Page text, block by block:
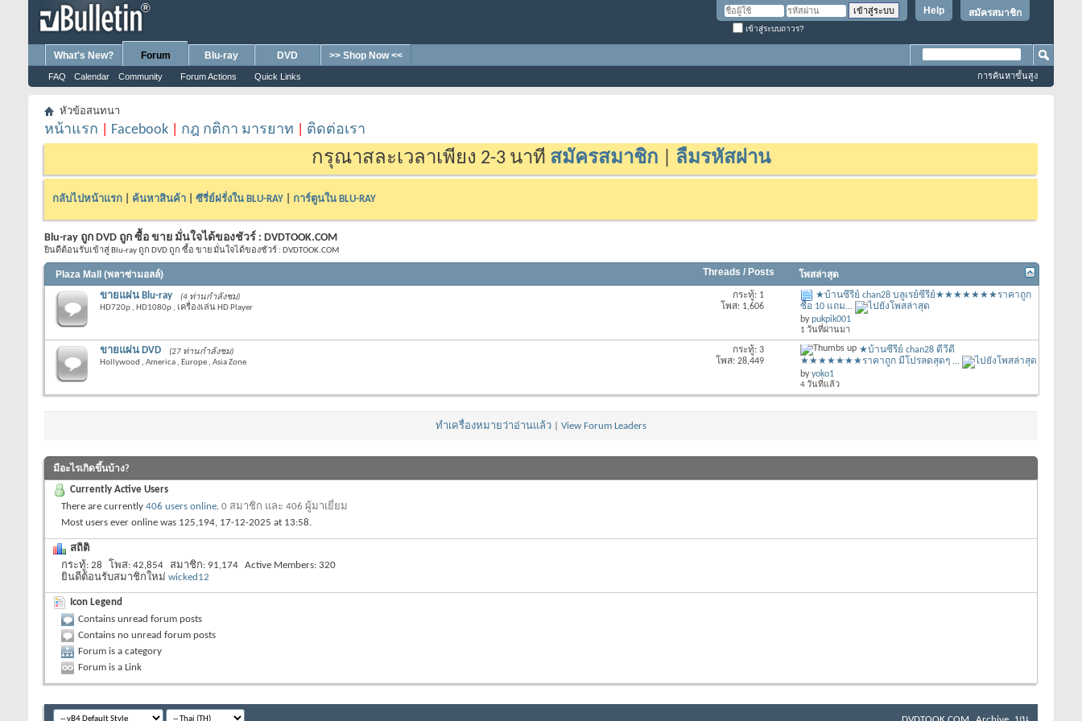
สมัครสมาชิก
Help
เข้าสู่ระบบถาวร?
What's New? Forum
FAQ Calendar Community Forum Actions Quick Links
Blu-ray DVD >> Shop Now <<
การค้นหาขั้นสูง
หัวข้อสนทนา
หน้าแรก Facebook กฎ กติกา มารยาท ติดต่อเรา
กรุณาสละเวลาเพียง 2-3 นาที สมัครสมาชิก ลืมรหัสผ่าน
กลับไปหน้าแรก ค้นหาสินค้า ซีรี่ย์ฝรั่งใน BLU-RAY การ์ตูนใน BLU-RAY
Blu-ray ถูก DVD ถูก ซื้อ ขาย มั่นใจได้ของชัวร์ : DVDTOOK.COM
ยินดีต้อนรับเข้าสู่ Blu-ray ถูก DVD ถูก ซื้อ ขาย มั่นใจได้ของชัวร์ : DVDTOOK.COM
Plaza Mall (พลาซ่ามอลล์) Threads / Posts โพสล่าสุด
ขายแผ่น Blu-ray
(4 ท่านกำลังชม)
HD720p , HD1080p , เครื่องเล่น HD Player
กระทู้: 1
โพส: 1,606
★บ้านซีรี่ย์ chan28 บลูเรย์ซีรีย์★★★★★★★ราคาถูก
ซื้อ 10 แถม...
bypukpik001
1 วันที่ผ่านมา
ขายแผ่น DVD
(27 ท่านกำลังชม)
Hollywood , America , Europe , Asia Zone
กระทู้: 3
โพส: 28,449
★บ้านซีรี่ย์ chan28 ดีวีดี
★★★★★★★ราคาถูก มีโปรลดสุดๆ ...
byyoko1
4 วันที่แล้ว
ทำเครื่องหมายว่าอ่านแล้ว View Forum Leaders
มีอะไรเกิดขึ้นบ้าง?
Currently Active Users
There are currently 406 users online. 0 สมาชิก และ 406 ผู้มาเยี่ยม
Most users ever online was 125,194, 17-12-2025 at 13:58.
สถิติ
กระทู้ 28 โพส 42,854 สมาชิก 91,174 Active Members 320
ยินดีต้อนรับสมาชิกใหม่ wicked12
Icon Legend
Contains unread forum posts
Contains no unread forum posts
Forum is a category
Forum is a Link